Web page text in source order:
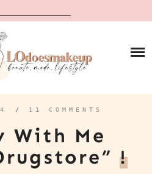
/ 11 COMMENTS
With Me
!